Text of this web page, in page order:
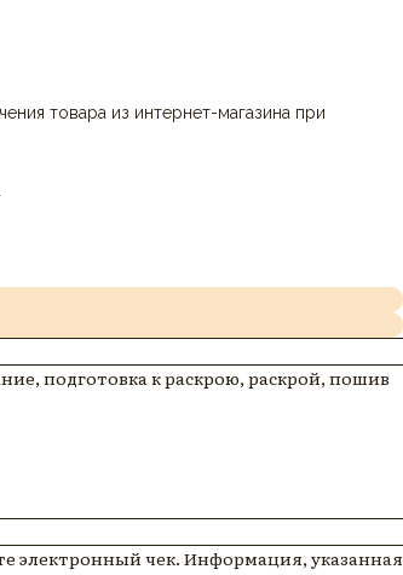
товара из интернет-магазина при
подготовка к раскрою, раскрой, пошив
электронный чек. Информация, указанная